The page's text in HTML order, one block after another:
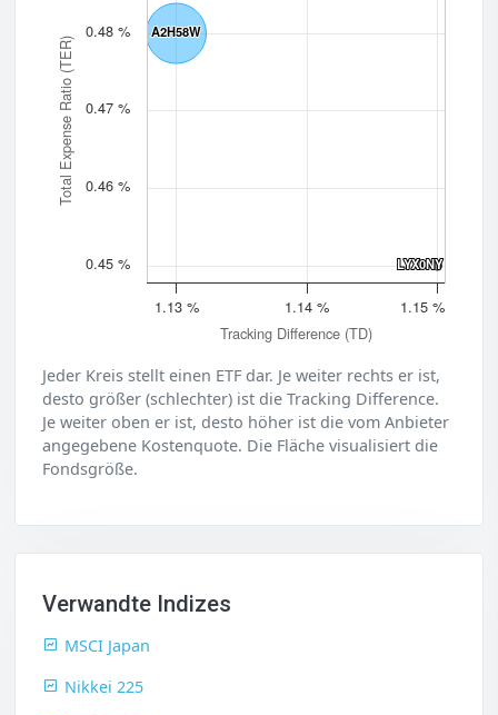
Tracking Difference (TD)
Total Expense Ratio (TER)
LYX0NY
LYX0NY
A2H58W
A2H58W
1.13 % 1.14 % 1.15 %
0.45 %
0.46 %
0.47 %
0.48 %
Jeder Kreis stellt einen ETF dar. Je weiter rechts er ist,
desto größer (schlechter) ist die Tracking Difference.
Je weiter oben er ist, desto höher ist die vom Anbieter
angegebene Kostenquote. Die Fläche visualisiert die
Fondsgröße.
Verwandte Indizes
MSCI Japan
Nikkei 225